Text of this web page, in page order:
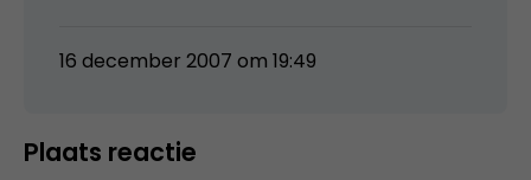
16 december 2007 om 19:49
Plaats reactie